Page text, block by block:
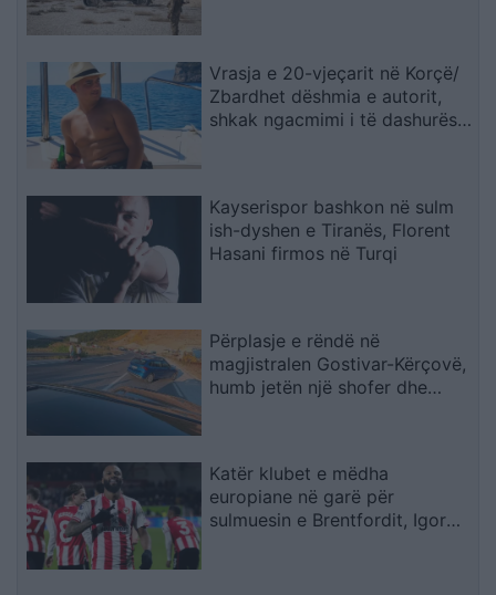
Vrasja e 20-vjeçarit në Korçë/
Zbardhet dëshmia e autorit,
shkak ngacmimi i të dashurës
Kayserispor bashkon në sulm
ish-dyshen e Tiranës, Florent
Hasani firmos në Turqi
Përplasje e rëndë në
magjistralen Gostivar-Kërçovë,
humb jetën një shofer dhe
Katër klubet e mëdha
europiane në garë për
sulmuesin e Brentfordit, Igor